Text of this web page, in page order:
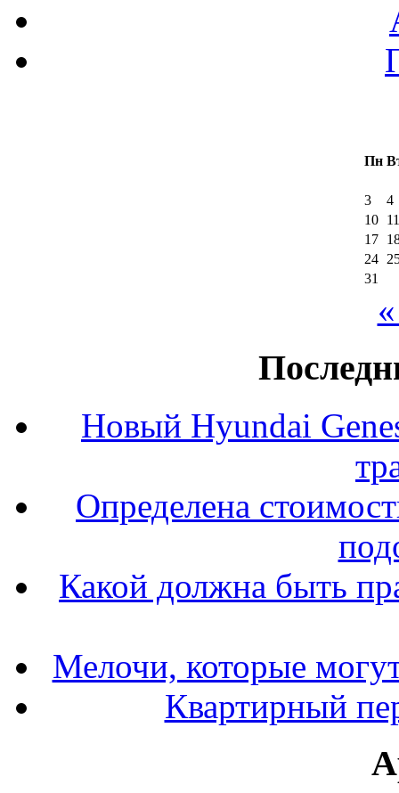
Пн
3
4
10
11
17
24
31
Новый Hyundai
Определена
Какой должна быть
Мелочи, которые
Квартирный